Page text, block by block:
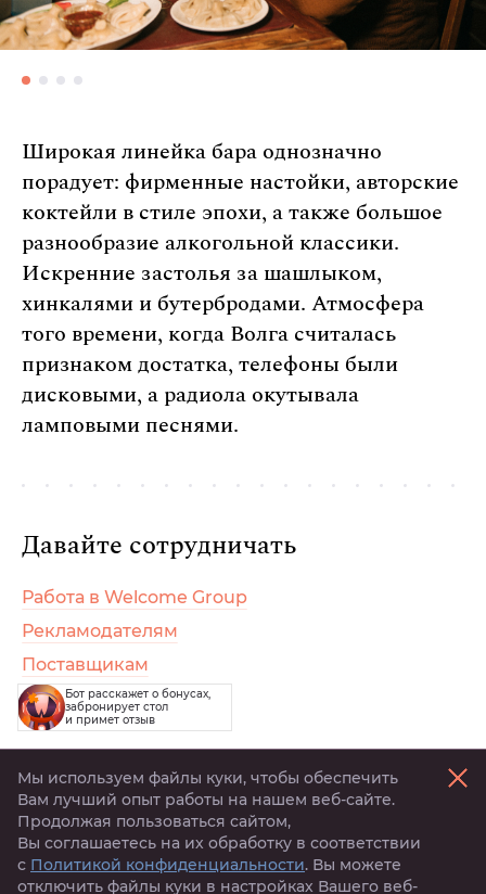
Широкая линейка бара однозначно
порадует: фирменные настойки, авторские
коктейли в стиле эпохи, а также большое
разнообразие алкогольной классики.
Искренние застолья за шашлыком,
хинкалями и бутербродами. Атмосфера
того времени, когда Волга считалась
признаком достатка, телефоны были
дисковыми, а радиола окутывала
ламповыми песнями.
Давайте сотрудничать
Работа в Welcome Group
Рекламодателям
Поставщикам
Арендодателям
Забронировать стол
Написать отзыв
Бот расскажет о бонусах,
забронирует стол
и примет отзыв
Мы используем файлы куки, чтобы обеспечить
Вам лучший опыт работы на нашем веб-сайте.
Продолжая пользоваться сайтом,
Вы соглашаетесь на их обработку в соответствии
с Политикой конфиденциальности. Вы можете
отключить файлы куки в настройках Вашего веб-
Активируй
тигрокоины